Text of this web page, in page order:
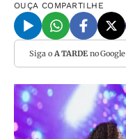
OUÇA COMPARTILHE
Siga o A TARDEno Google